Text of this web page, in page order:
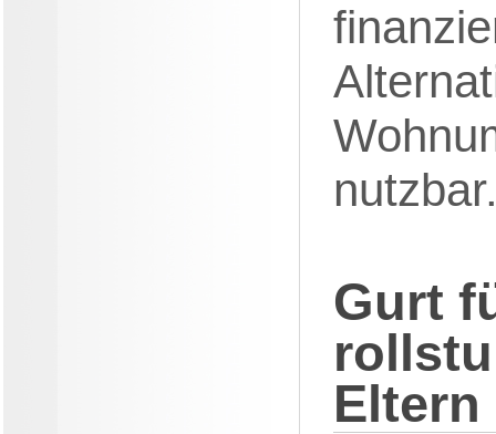
Gurt
Eltern